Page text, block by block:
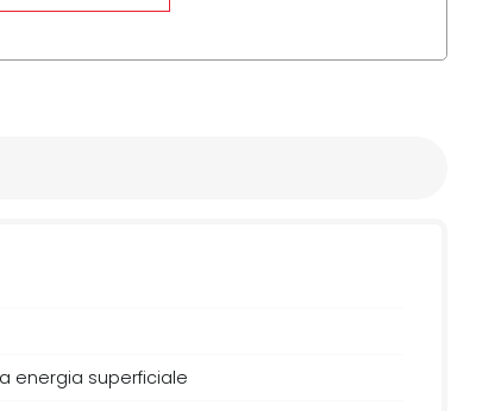
energia superficiale